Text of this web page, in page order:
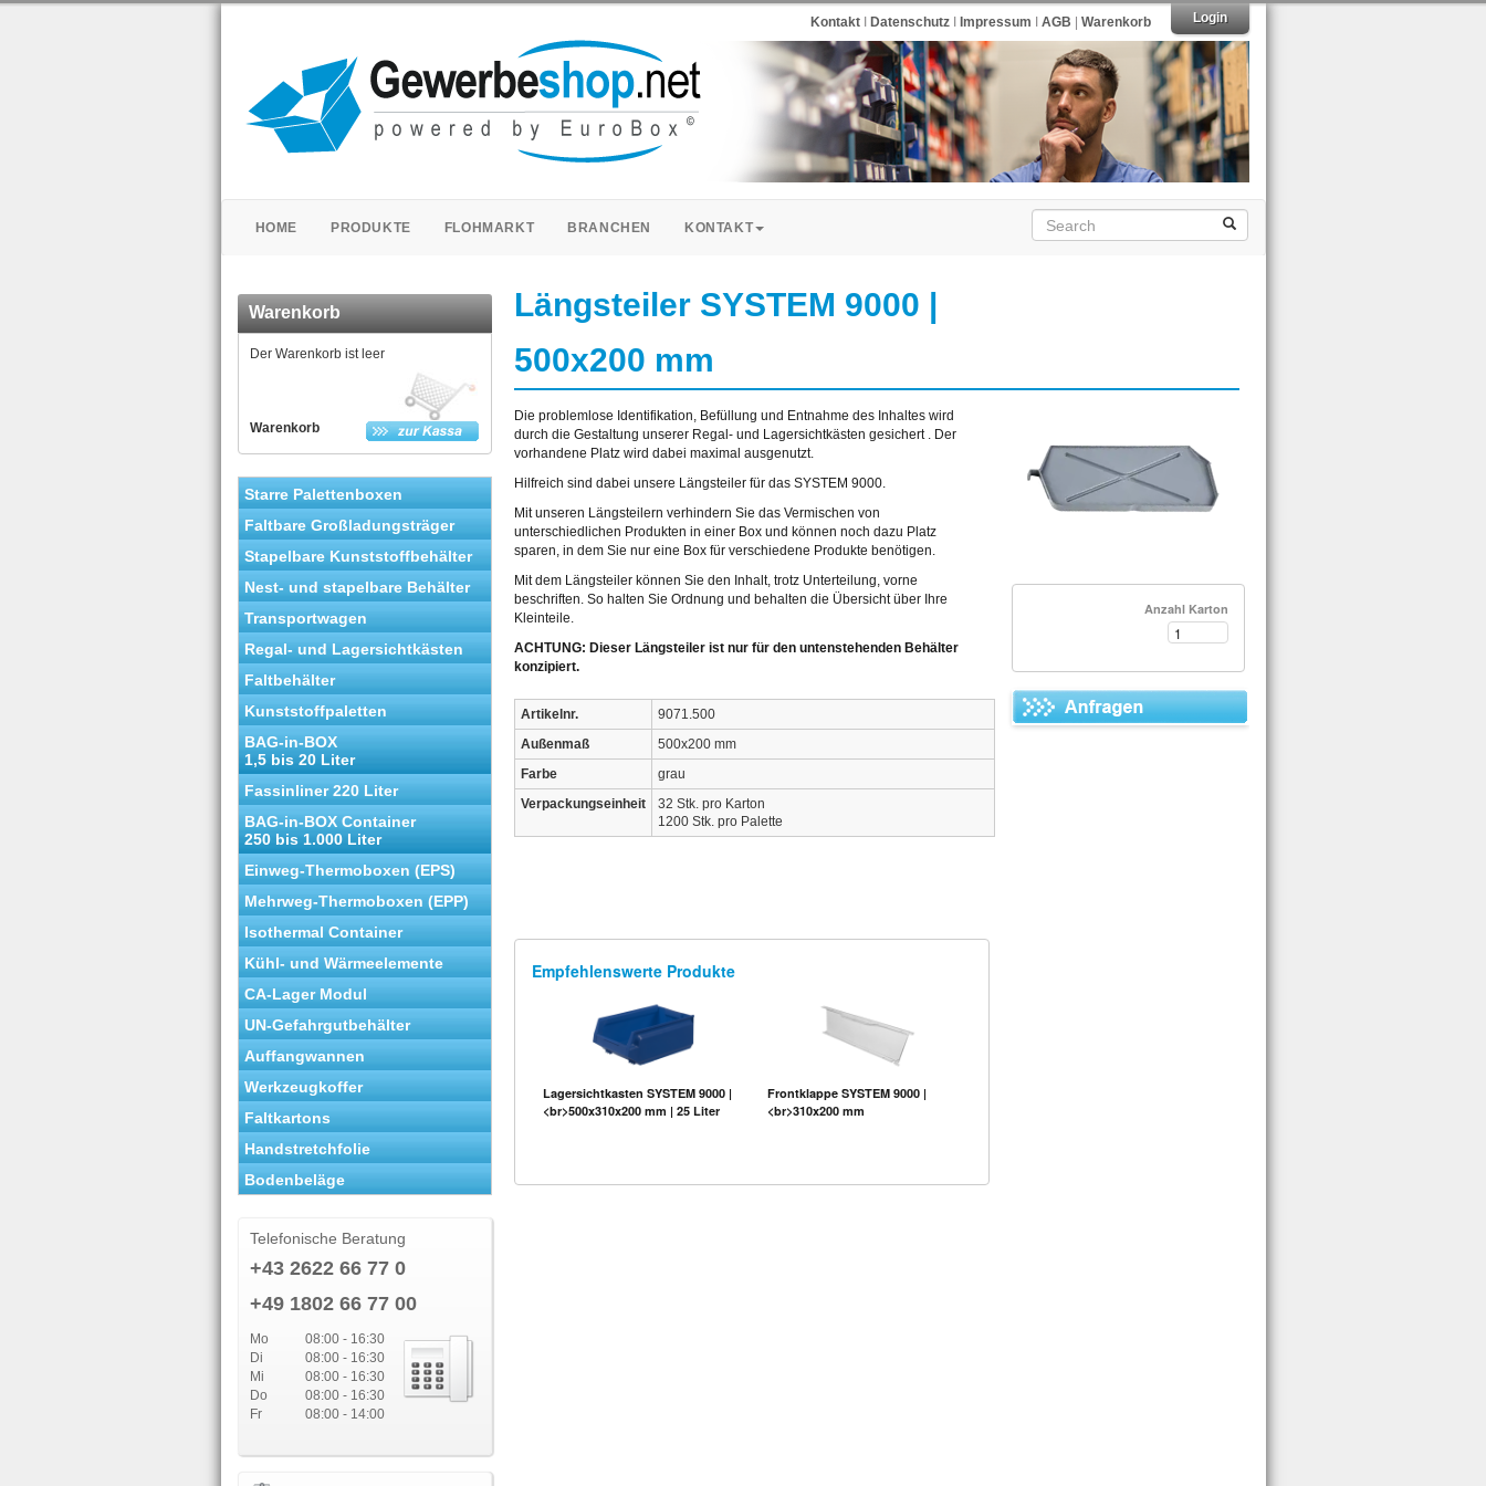
KontaktI Datenschutz Impressum AGB Warenkorb Login
HOME PRODUKTE FLOHMARKT BRANCHEN KONTAKT
Warenkorb
Warenkorb
Der Warenkorb ist leer
Starre Palettenboxen
Faltbare Großladungsträger
Stapelbare Kunststoffbehälter
Nest- und stapelbare Behälter
Transportwagen
Regal- und Lagersichtkästen
Faltbehälter
Kunststoffpaletten
BAG-in-BOX
1,5 bis 20 Liter
Fassinliner 220 Liter
BAG-in-BOX Container
250 bis 1.000 Liter
Einweg-Thermoboxen (EPS)
Mehrweg-Thermoboxen (EPP)
Isothermal Container
Kühl- und Wärmeelemente
CA-Lager Modul
UN-Gefahrgutbehälter
Auffangwannen
Werkzeugkoffer
Faltkartons
Handstretchfolie
Bodenbeläge
Telefonische Beratung
+43 2622 66 77 0
+49 1802 66 77 00
Mo
08:00 - 16:30
Di
08:00 - 16:30
Mi
08:00 - 16:30
Do
08:00 - 16:30
Fr
08:00 - 14:00
Längsteiler SYSTEM 9000 |
500x200 mm
Die problemlose Identifikation, Befüllung und Entnahme des Inhaltes wird
durch die Gestaltung unserer Regal- und Lagersichtkästen gesichert . Der
vorhandene Platz wird dabei maximal ausgenutzt.
Hilfreich sind dabei unsere Längsteiler für das SYSTEM 9000.
Mit unseren Längsteilern verhindern Sie das Vermischen von
unterschiedlichen Produkten in einer Box und können noch dazu Platz
sparen, in dem Sie nur eine Box für verschiedene Produkte benötigen.
Mit dem Längsteiler können Sie den Inhalt, trotz Unterteilung, vorne
beschriften. So halten Sie Ordnung und behalten die Übersicht über Ihre
Kleinteile.
ACHTUNG: Dieser Längsteiler ist nur für den untenstehenden Behälter
konzipiert.
Artikelnr.
9071.500
Außenmaß
500x200 mm
Farbe
grau
Verpackungseinheit
32 Stk. pro Karton
1200 Stk. pro Palette
Empfehlenswerte Produkte
Lagersichtkasten SYSTEM 9000 |
<br>500x310x200 mm | 25 Liter
Frontklappe SYSTEM 9000 |
<br>310x200 mm
Anzahl Karton